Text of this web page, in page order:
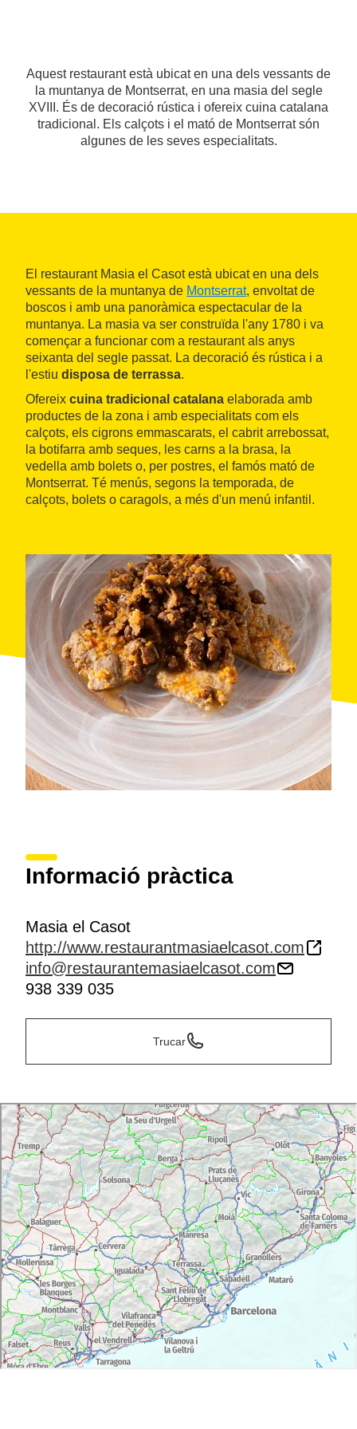
Aquest restaurant està ubicat en una dels vessants de
la muntanya de Montserrat, en una masia del segle
XVIII. És de decoració rústica i ofereix cuina catalana
tradicional. Els calçots i el mató de Montserrat són
algunes de les seves especialitats.
El restaurant Masia el Casot està ubicat en una dels
vessants de la muntanya de Montserrat, envoltat de
boscos i amb una panoràmica espectacular de la
muntanya. La masia va ser construïda l'any 1780 i va
començar a funcionar com a restaurant als anys
seixanta del segle passat. La decoració és rústica i a
l'estiu disposa de terrassa.
Ofereix cuina tradicional catalana elaborada amb
productes de la zona i amb especialitats com els
calçots, els cigrons emmascarats, el cabrit arrebossat,
la botifarra amb seques, les carns a la brasa, la
vedella amb bolets o, per postres, el famós mató de
Montserrat. Té menús, segons la temporada, de
calçots, bolets o caragols, a més d'un menú infantil.
Informació pràctica
Masia el Casot
http://www.restaurantmasiaelcasot.com
info@restaurantemasiaelcasot.com
938 339 035
Trucar